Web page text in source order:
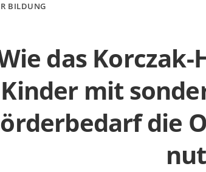
BILDUNG
das
Kinder mit
die